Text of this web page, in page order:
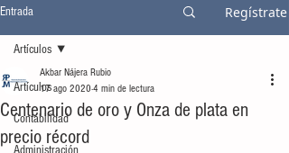
Entrada Regístrate
Artículos
Contabilidad
Administración
Artículos
Centenario de oro y Onza de plata en
precio récord
Akbar Nájera Rubio
17 ago 2020 4 min de lectura